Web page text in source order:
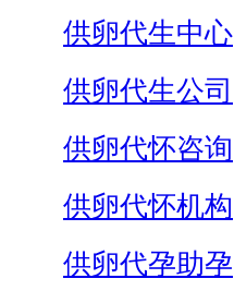
供卵代生中心
供卵代生公司
供卵代怀咨询
供卵代怀机构
供卵代孕助孕